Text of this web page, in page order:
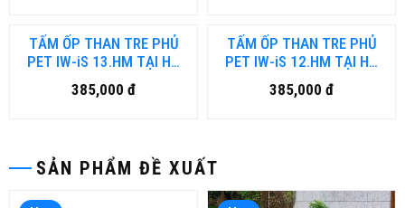
TẠI HÀ NỘI
1,150,000 đ